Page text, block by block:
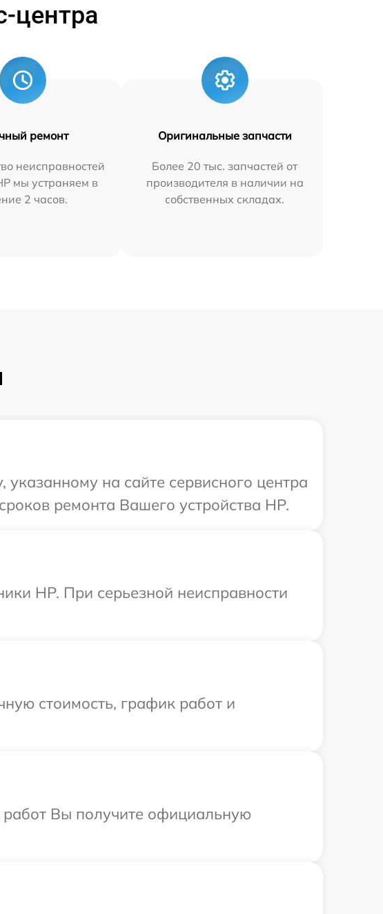
центра
ремонт
неисправностей
мы устраняем в
2 часов.
Оригинальные запчасти
Более 20 тыс. запчастей от
производителя в наличии на
собственных складах.
на сайте сервисного центра
ремонта Вашего устройства HP.
HP. При серьезной неисправности
стоимость, график работ и
Вы получите официальную